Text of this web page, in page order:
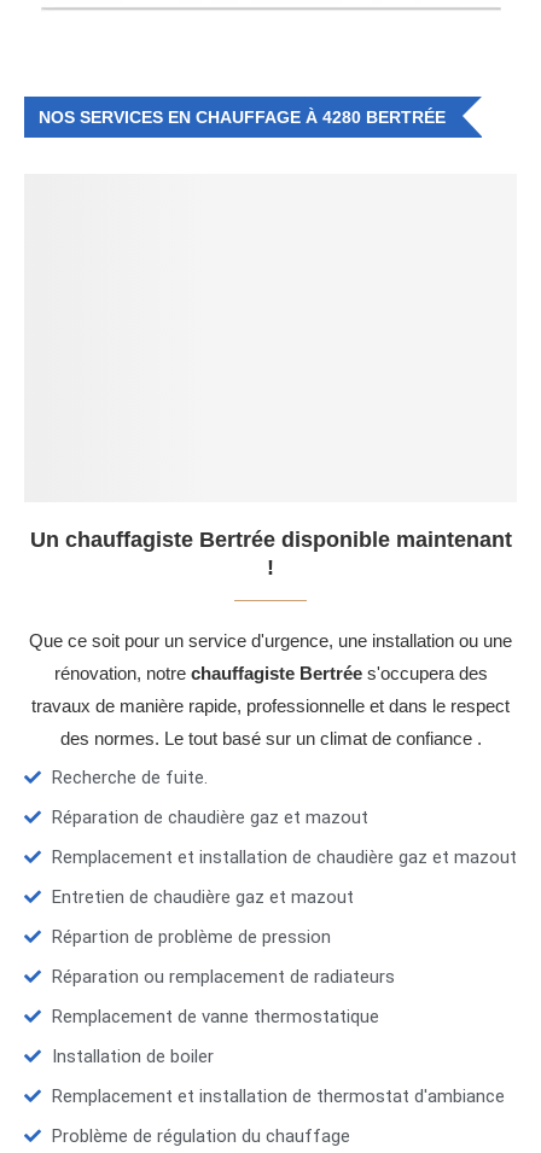
NOS SERVICES EN CHAUFFAGE À 4280 BERTRÉE
Un chauffagiste Bertrée disponible maintenant
!
Que ce soit pour un service d'urgence, une installation ou une
rénovation, notre chauffagiste Bertrées'occupera des
travaux de manière rapide, professionnelle et dans le respect
des normes. Le tout basé sur un climat de confiance .
Recherche de fuite.
Réparation de chaudière gaz et mazout
Remplacement et installation de chaudière gaz et mazout
Entretien de chaudière gaz et mazout
Répartion de problème de pression
Réparation ou remplacement de radiateurs
Remplacement de vanne thermostatique
Installation de boiler
Remplacement et installation de thermostat d'ambiance
Problème de régulation du chauffage